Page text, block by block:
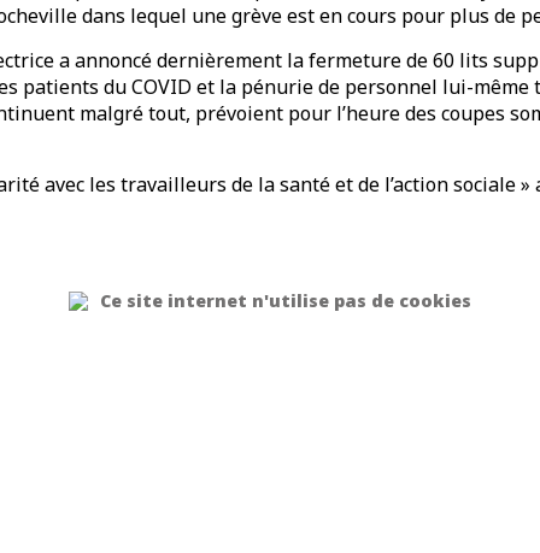
dans lequel une grève est en cours pour plus de
a annoncé dernièrement la fermeture de 60 lits
patients du COVID et la pénurie de personnel lui-même
malgré tout, prévoient pour l’heure des coupes
avec les travailleurs de la santé et de l’action sociale
Ce site internet n'utilise pas de cookies